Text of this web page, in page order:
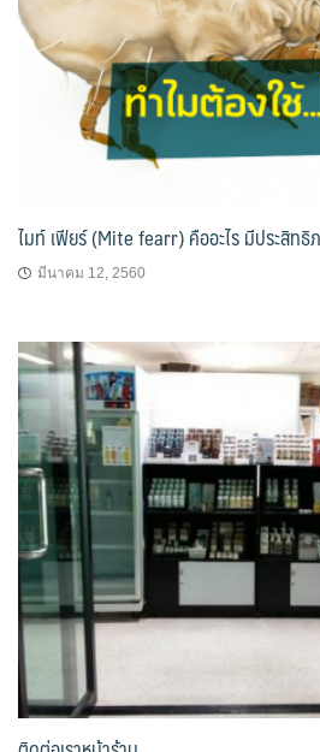
ไมท์ เฟียร์ (Mite fearr) คืออะไร มีประสิทธิ
มีนาคม 12, 2560